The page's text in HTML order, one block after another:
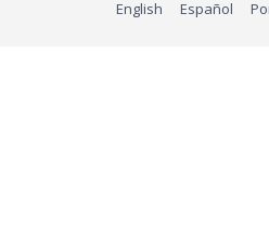
English Español